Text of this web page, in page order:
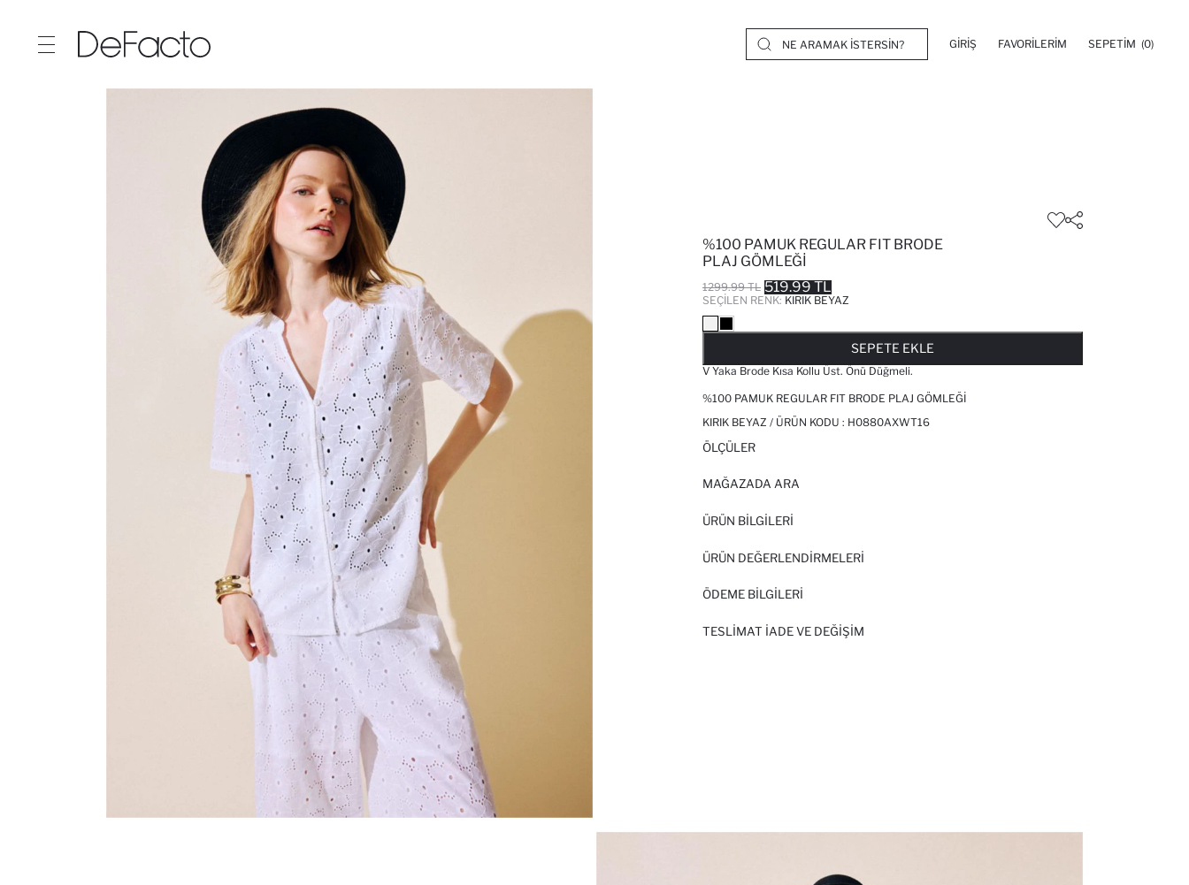
GIRIŞ FAVORILERIM SEPETIM (0)
%100 PAMUK REGULAR FIT BRODE
PLAJ GÖMLEĞI
1299.99 TL 519.99 TL
SEÇILEN RENK: KIRIK BEYAZ
SEPETE EKLE
V Yaka Brode Kısa Kollu Üst. Önü Düğmeli.
%100 PAMUK REGULAR FIT BRODE PLAJ GÖMLEĞI
KIRIK BEYAZ / ÜRÜN KODU : H0880AXWT16
ÖLÇÜLER
MAĞAZADA ARA
ÜRÜN BILGILERI
ÜRÜN DEĞERLENDİRMELERİ
ÖDEME BİLGİLERİ
TESLIMAT İADE VE DEĞIŞIM